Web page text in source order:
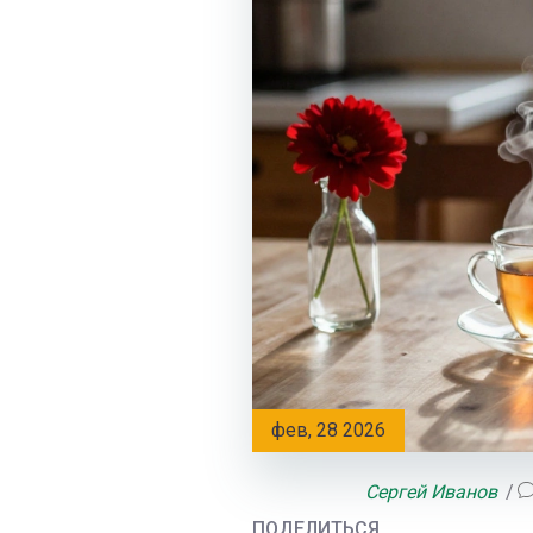
фев, 28 2026
ПОДЕЛИТЬСЯ
Сергей Иванов